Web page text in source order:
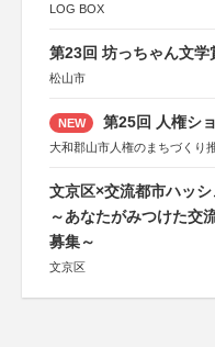
LOG BOX
第23回 坊っちゃん文学
松山市
NEW 第25回 人権シ
大和郡山市人権のまちづくり
文京区×交流都市ハッ
～あなたがみつけた交
募集～
文京区